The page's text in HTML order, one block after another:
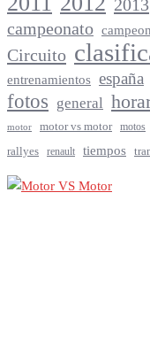
2013
campeonato
Circuito
entrenamientos españa
fotos general
motor motor vs motor motos
rallyes renault tiempos